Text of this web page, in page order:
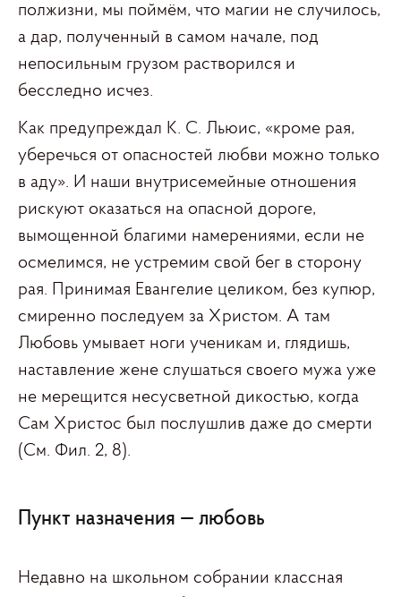
полжизни, мы поймём, что магии не случилось,
а дар, полученный в самом начале, под
непосильным грузом растворился и
бесследно исчез.
Как предупреждал К. С. Льюис, «кроме рая,
уберечься от опасностей любви можно только
в аду». И наши внутрисемейные отношения
рискуют оказаться на опасной дороге,
вымощенной благими намерениями, если не
осмелимся, не устремим свой бег в сторону
рая. Принимая Евангелие целиком, без купюр,
смиренно последуем за Христом. А там
Любовь умывает ноги ученикам и, глядишь,
наставление жене слушаться своего мужа уже
не мерещится несусветной дикостью, когда
Сам Христос был послушлив даже до смерти
(См. Фил. 2, 8).
Пункт назначения — любовь
Недавно на школьном собрании классная